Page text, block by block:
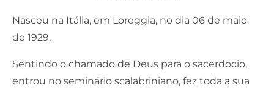
Nasceu na Itália, em Loreggia, no dia 06 de maio
de 1929.
Sentindo o chamado de Deus para o sacerdócio,
entrou no seminário scalabriniano, fez toda a sua